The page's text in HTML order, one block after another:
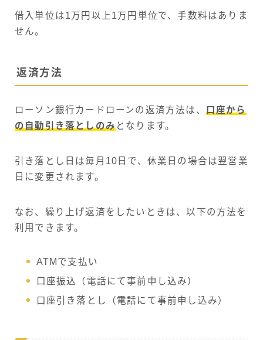
借入単位は1万円以上1万円単位で、手数料はありま
せん。
返済方法
ローソン銀行カードローンの返済方法は、
口座から
の自動引き落としのみ となります。
引き落とし日は毎月10日で、休業日の場合は翌営業
日に変更されます。
なお、繰り上げ返済をしたいときは、以下の方法を
利用できます。
ATMで支払い
口座振込（電話にて事前申し込み）
口座引き落とし（電話にて事前申し込み）